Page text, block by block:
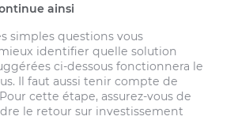
ainsi
simples questions vous
identifier quelle solution
ci-dessous fonctionnera le
Il faut aussi tenir compte de
cette étape, assurez-vous de
le retour sur investissement